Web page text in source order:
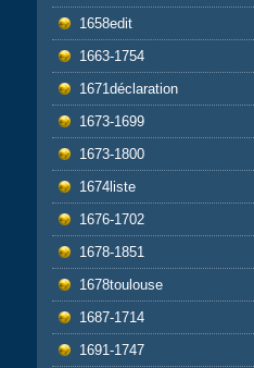
1658edit
1663-1754
1671déclaration
1673-1699
1673-1800
1674liste
1676-1702
1678-1851
1678toulouse
1687-1714
1691-1747